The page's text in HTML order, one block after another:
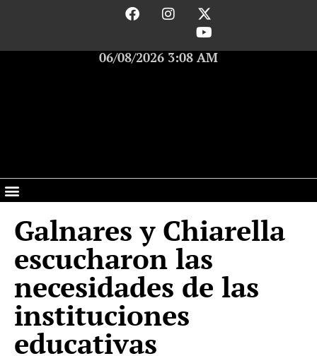
06/08/2026 3:08 AM
Galnares y Chiarella
escucharon las
necesidades de las
instituciones
educativas